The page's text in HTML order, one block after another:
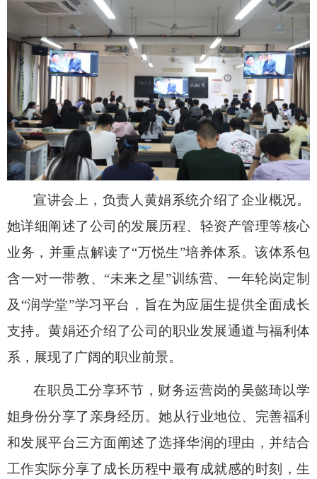
宣讲会上，负责人黄娟系统介绍了企业概况。
她详细阐述了公司的发展历程、轻资产管理等核心
业务，并重点解读了“万悦生”培养体系。该体系包
含一对一带教、“未来之星”训练营、一年轮岗定制
及“润学堂”学习平台，旨在为应届生提供全面成长
支持。黄娟还介绍了公司的职业发展通道与福利体
系，展现了广阔的职业前景。
在职员工分享环节，财务运营岗的吴懿琦以学
姐身份分享了亲身经历。她从行业地位、完善福利
和发展平台三方面阐述了选择华润的理由，并结合
工作实际分享了成长历程中最有成就感的时刻，生